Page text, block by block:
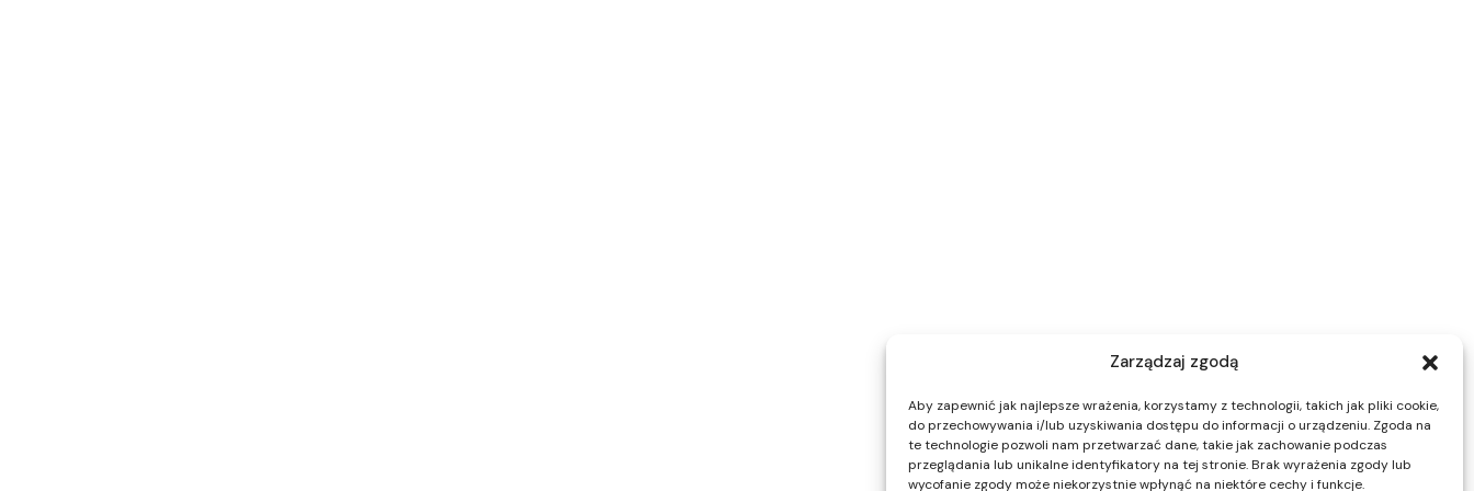
Zarządzaj zgodą
Aby zapewnić jak najlepsze wrażenia, korzystamy z technologii, takich jak pliki cookie,
do przechowywania i/lub uzyskiwania dostępu do informacji o urządzeniu. Zgoda na
te technologie pozwoli nam przetwarzać dane, takie jak zachowanie podczas
przeglądania lub unikalne identyfikatory na tej stronie. Brak wyrażenia zgody lub
wycofanie zgody może niekorzystnie wpłynąć na niektóre cechy i funkcje.